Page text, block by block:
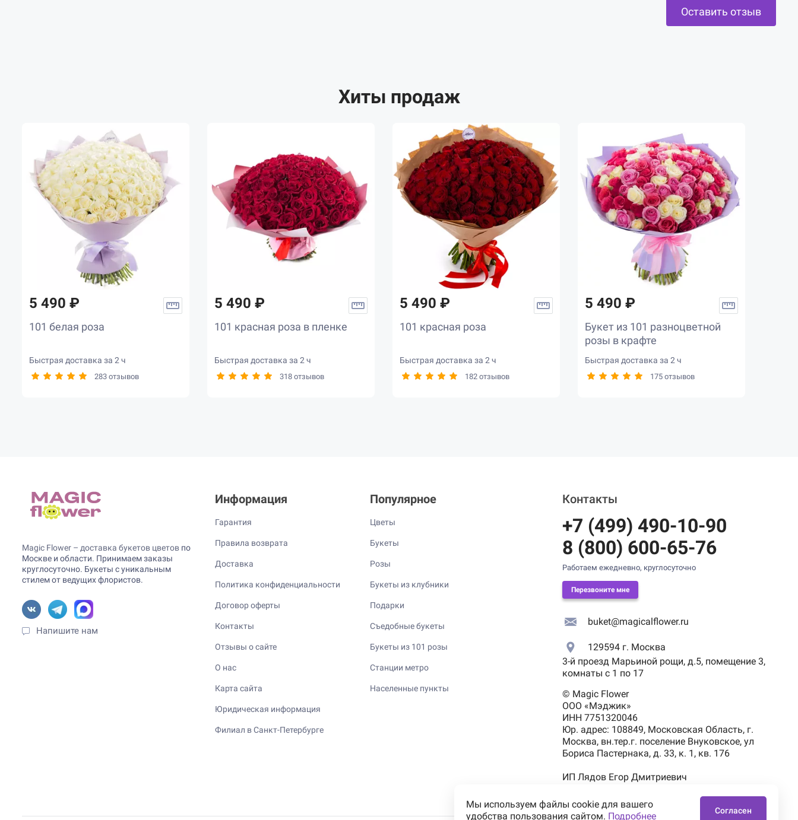
Оставить отзыв
Хиты продаж
5 490 ₽
101 белая роза
Быстрая доставка за 2 ч
283 отзывов
5 490 ₽
101 красная роза в пленке
Быстрая доставка за 2 ч
318 отзывов
5 490 ₽
101 красная роза
Быстрая доставка за 2 ч
182 отзывов
5 490 ₽
Букет из 101 разноцветной
розы в крафте
Быстрая доставка за 2 ч
175 отзывов
Magic Flower – доставка букетов цветов по
Москве и области. Принимаем заказы
круглосуточно. Букеты с уникальным
стилем от ведущих флористов.
Напишите нам
Информация
Гарантия
Правила возврата
Доставка
Политика конфиденциальности
Договор оферты
Контакты
Отзывы о сайте
О нас
Карта сайта
Юридическая информация
Филиал в Санкт-Петербурге
Популярное
Цветы
Букеты
Розы
Букеты из клубники
Подарки
Съедобные букеты
Букеты из 101 розы
Станции метро
Населенные пункты
Контакты
+7 (499) 490-10-90
8 (800) 600-65-76
Работаем ежедневно, круглосуточно
Перезвоните мне
buket@magicalflower.ru
129594 г. Москва
3-й проезд Марьиной рощи, д.5, помещение 3,
комнаты с 1 по 17
© Magic Flower
ООО «Мэджик»
ИНН 7751320046
Юр. адрес: 108849, Московская Область, г.
Москва, вн.тер.г. поселение Внуковское, ул
Бориса Пастернака, д. 33, к. 1, кв. 176
ИП Лядов Егор Дмитриевич
Мы используем файлы cookie для вашего
удобства пользования сайтом. Подробнее Согласен